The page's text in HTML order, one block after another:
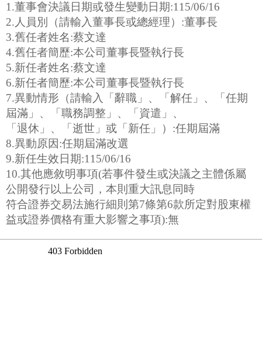
1.董事會決議日期或發生變動日期:115/06/16
2.人員別（請輸入董事長或總經理）:董事長
3.舊任者姓名:蔡文達
4.舊任者簡歷:本公司董事長暨執行長
5.新任者姓名:蔡文達
6.新任者簡歷:本公司董事長暨執行長
7.異動情形（請輸入「辭職」、「解任」、「任期
屆滿」、「職務調整」、「資遣」、
「退休」、「逝世」或「新任」）:任期屆滿
8.異動原因:任期屆滿改選
9.新任生效日期:115/06/16
10.其他應敘明事項(若事件發生或決議之主體係屬
公開發行以上公司，本則重大訊息同時
符合證券交易法施行細則第7條第6款所定對股東權
益或證券價格有重大影響之事項):無